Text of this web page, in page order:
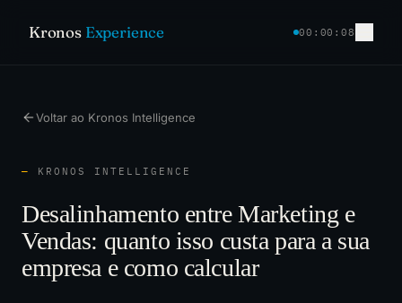
Kronos Experience 00:00:09
Voltar ao Kronos Intelligence
— KRONOS INTELLIGENCE
Desalinhamento entre Marketing e
Vendas: quanto isso custa para a sua
empresa e como calcular